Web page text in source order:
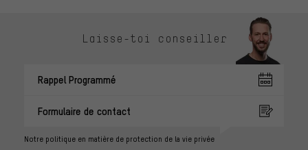
Laisse-toi conseiller
Rappel Programmé
Formulaire de contact
Notre politique en matière de protection de la vie privée